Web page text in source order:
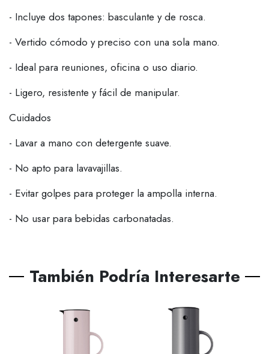
- Incluye dos tapones: basculante y de rosca.
- Vertido cómodo y preciso con una sola mano.
- Ideal para reuniones, oficina o uso diario.
- Ligero, resistente y fácil de manipular.
Cuidados
- Lavar a mano con detergente suave.
- No apto para lavavajillas.
- Evitar golpes para proteger la ampolla interna.
- No usar para bebidas carbonatadas.
También Podría Interesarte